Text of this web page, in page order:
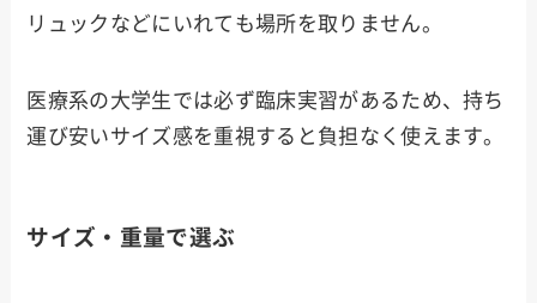
リュックなどにいれても場所を取りません。
医療系の大学生では必ず臨床実習があるため、持ち
運び安いサイズ感を重視すると負担なく使えます。
サイズ・重量で選ぶ